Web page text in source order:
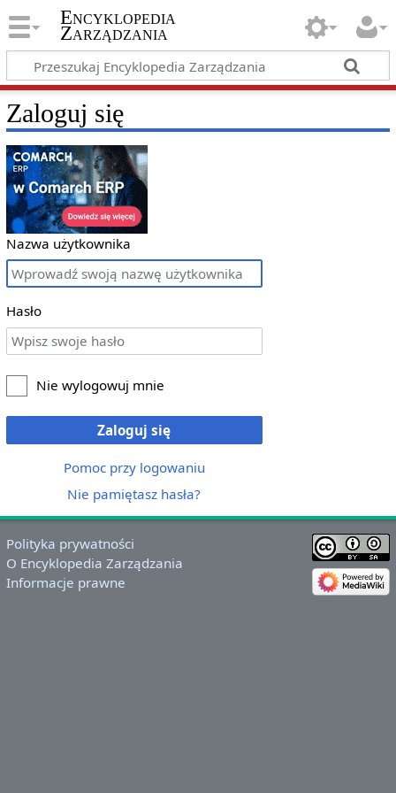
Encyklopedia
Zarządzania
Zaloguj się
Nazwa użytkownika
Hasło
Nie wylogowuj mnie
Zaloguj się
Pomoc przy logowaniu
Nie pamiętasz hasła?
Polityka prywatności
O Encyklopedia Zarządzania
Informacje prawne